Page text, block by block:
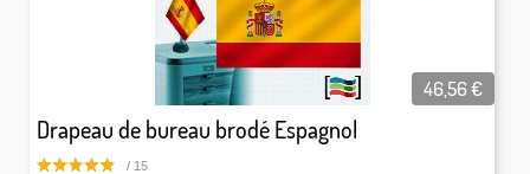
Drapeau de bureau brodé Espagnol
46,56€
/ 15